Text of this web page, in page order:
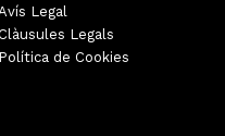
Legal
Clàusules Legals
Política de Cookies
protagonista de la
Cinema Espiritual de